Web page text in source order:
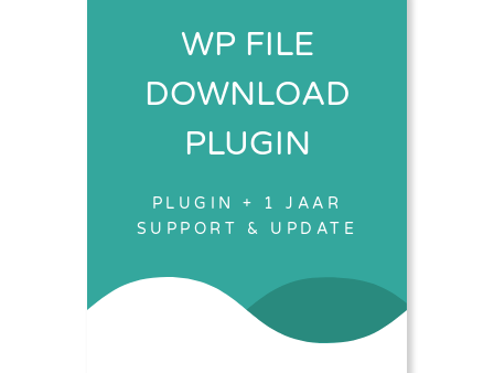
WP FILE
DOWNLOAD
PLUGIN
PLUGIN + 1 JAAR
SUPPORT & UPDATE